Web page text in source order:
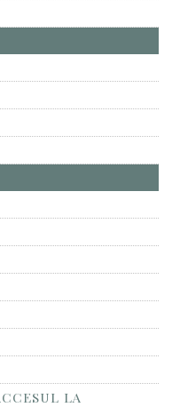
LA